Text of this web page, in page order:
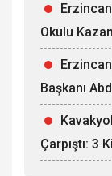
Okulu
Başkanı
Çarpıştı: 3